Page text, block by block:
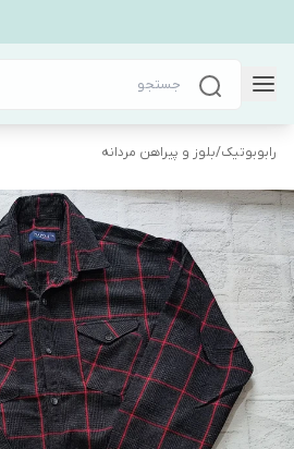
رابوبوتیک/بلوز و پیراهن مردانه